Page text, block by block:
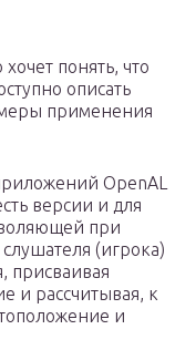
понять, что
описать
применения
OpenAL
версии и для
при
(игрока)
присваивая
и рассчитывая, к
и